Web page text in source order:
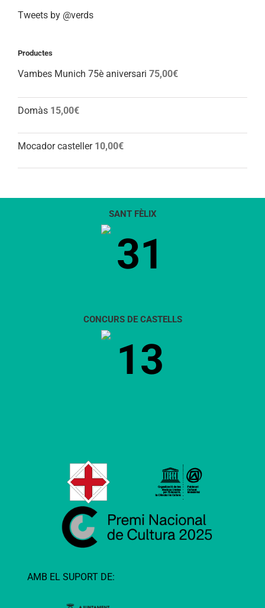
Tweets by @verds
Productes
Vambes Munich 75è aniversari 75,00€
Domàs 15,00€
Mocador casteller 10,00€
SANT FÈLIX
31
CONCURS DE CASTELLS
13
AMB EL SUPORT DE: